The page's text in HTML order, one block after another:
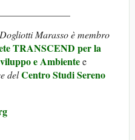
Marassoè membro
TRANSCEND per la
e Ambientee
delCentro Studi Sereno